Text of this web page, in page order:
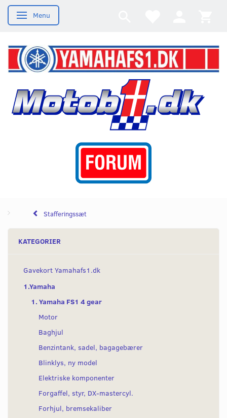
Skifte navigation
Menu
Stafferingssæt
KATEGORIER
Gavekort Yamahafs1.dk
1.Yamaha
1. Yamaha FS1 4 gear
Motor
Baghjul
Benzintank, sadel, bagagebærer
Blinklys, ny model
Elektriske komponenter
Forgaffel, styr, DX-mastercyl.
Forhjul, bremsekaliber